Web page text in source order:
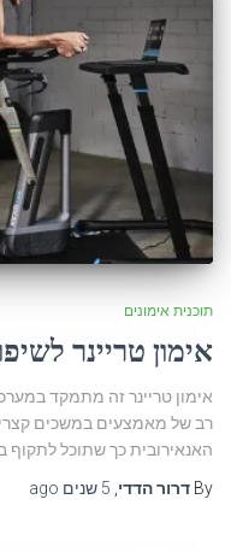
תוכנית אימונים
אימון טריינר
אימון טריינר זה מתמקד
רב של מאמצעים במשכים
האנאירובית כך שתוכל לתקוף
By דרור הדדי 5 שנים